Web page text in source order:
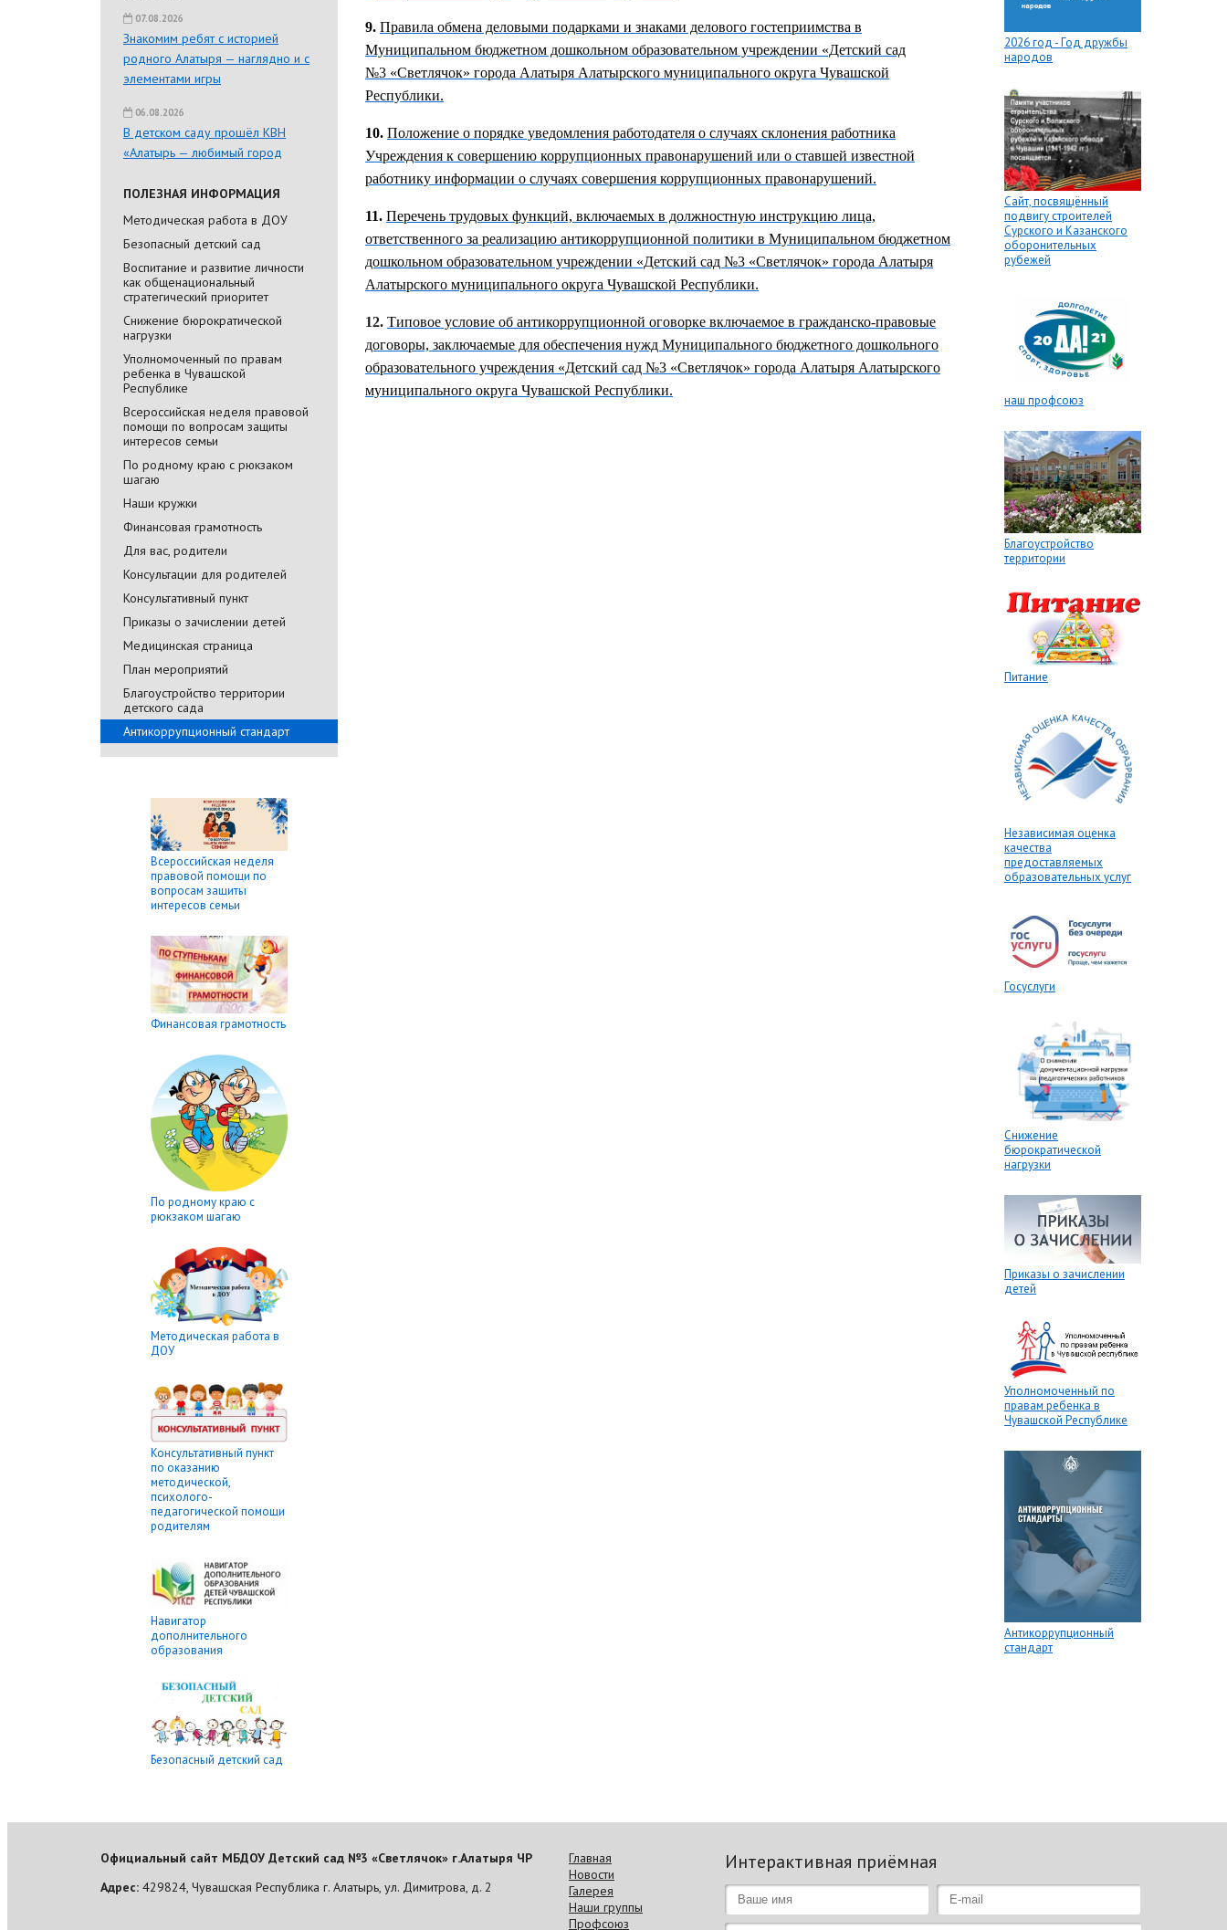
07.08.2026
Знакомим ребят с историей
родного Алатыря — наглядно и с
элементами игры
06.08.2026
В детском саду прошёл КВН
«Алатырь — любимый город
ПОЛЕЗНАЯ ИНФОРМАЦИЯ
Методическая работа в ДОУ
Безопасный детский сад
Воспитание и развитие личности
как общенациональный
стратегический приоритет
Снижение бюрократической
нагрузки
Уполномоченный по правам
ребенка в Чувашской
Республике
Всероссийская неделя правовой
помощи по вопросам защиты
интересов семьи
По родному краю с рюкзаком
шагаю
Наши кружки
Финансовая грамотность
Для вас, родители
Консультации для родителей
Консультативный пункт
Приказы о зачислении детей
Медицинская страница
План мероприятий
Благоустройство территории
детского сада
Антикоррупционный стандарт
Всероссийская неделя
правовой помощи по
вопросам защиты
интересов семьи
Финансовая грамотность
По родному краю с
рюкзаком шагаю
Методическая работа в
ДОУ
Консультативный пункт
по оказанию
методической,
психолого-
педагогической помощи
родителям
Навигатор
дополнительного
образования
Безопасный детский сад
9. Правила обмена деловыми подарками и знаками делового гостеприимства в
Муниципальном бюджетном дошкольном образовательном учреждении «Детский сад
№3 «Светлячок» города Алатыря Алатырского муниципального округа Чувашской
Республики.
10. Положение о порядке уведомления работодателя о случаях склонения работника
Учреждения к совершению коррупционных правонарушений или о ставшей известной
работнику информации о случаях совершения коррупционных правонарушений.
11. Перечень трудовых функций, включаемых в должностную инструкцию лица,
ответственного за реализацию антикоррупционной политики в Муниципальном бюджетном
дошкольном образовательном учреждении «Детский сад №3 «Светлячок» города Алатыря
Алатырского муниципального округа Чувашской Республики.
12. Типовое условие об антикоррупционной оговорке включаемое в гражданско-правовые
договоры, заключаемые для обеспечения нужд Муниципального бюджетного дошкольного
образовательного учреждения «Детский сад №3 «Светлячок» города Алатыря Алатырского
муниципального округа Чувашской Республики.
2026 год - Год дружбы
народов
Сайт, посвящённый
подвигу строителей
Сурского и Казанского
оборонительных
рубежей
наш профсоюз
Благоустройство
территории
Питание
Независимая оценка
качества
предоставляемых
образовательных услуг
Госуслуги
Снижение
бюрократической
нагрузки
Приказы о зачислении
детей
Уполномоченный по
правам ребенка в
Чувашской Республике
Антикоррупционный
стандарт
Официальный сайт МБДОУ Детский сад №3 «Светлячок» г.Алатыря ЧР
Адрес: 429824, Чувашская Республика г. Алатырь, ул. Димитрова, д. 2
Главная
Новости
Галерея
Наши группы
Профсоюз
Интерактивная приёмная